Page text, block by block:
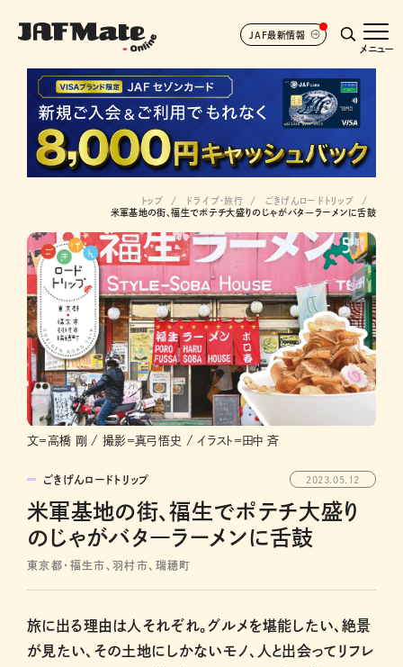
JAF最新情報
メニュー
トップ ドライブ･旅行
ごきげんロードトリップ
米軍基地の街、福生でポテチ大盛りのじゃがバタ―ラーメンに舌鼓
文＝高橋 剛 / 撮影＝真弓悟史 / イラスト＝田中 斉
ごきげんロードトリップ 2023.05.12
米軍基地の街、福生でポテチ大盛り
のじゃがバタ―ラーメンに舌鼓
東京都・福生市、羽村市、瑞穂町
旅に出る理由は人それぞれ。グルメを堪能したい、絶景
が見たい、その土地にしかないモノ、人と出会ってリフレ